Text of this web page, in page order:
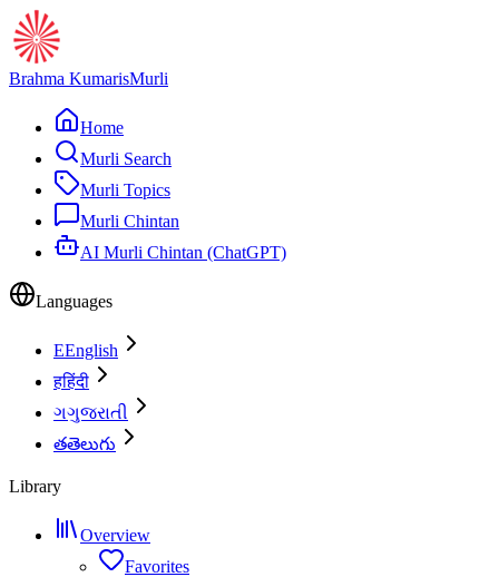
Brahma KumarisMurli
Home
Murli Search
Murli Topics
Murli Chintan
AI Murli Chintan (ChatGPT)
Languages
EEnglish
हहिंदी
ગગુજરાતી
తతెలుగు
Library
Overview
Favorites